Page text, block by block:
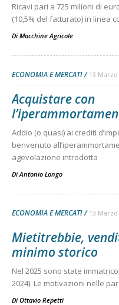
Ricavi pari a 725 milioni di
(10,5% del fatturato) in linea
Di Macchine Agricole
ECONOMIA E MERCATI 13 Marzo
Acquistare con
Addio (o quasi) ai crediti
benvenuto
agevolazione introdotta
Di Antonio Longo
ECONOMIA E MERCATI 13 Marzo
Mietitrebbie,
minimo storico
Nel 2025 sono state
2024). Le motivazioni nelle
Di Ottavio Repetti